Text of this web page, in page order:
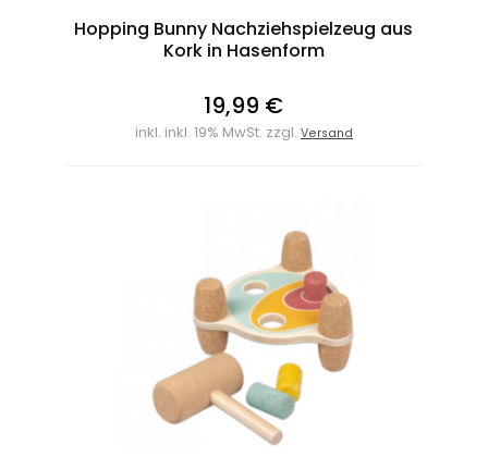
Hopping Bunny Nachziehspielzeug aus
Kork in Hasenform
19,99 €
inkl. inkl. 19% MwSt. zzgl. Versand